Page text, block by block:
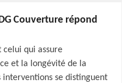
Couverture répond
celui qui assure
et la longévité de la
se distinguent